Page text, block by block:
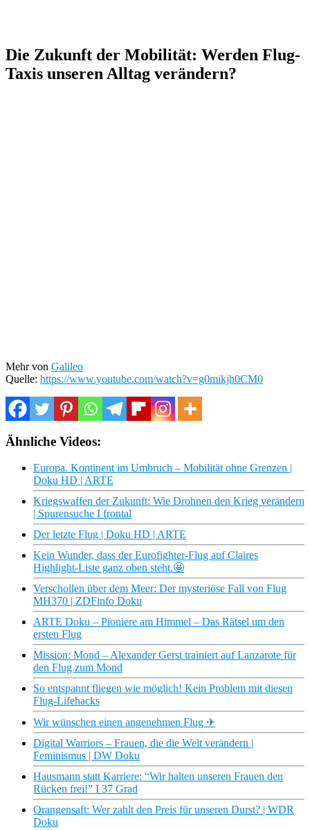
Die Zukunft der Mobilität: Werden Flug-
Taxis unseren Alltag verändern?
Mehr von Galileo
Quelle: https://www.youtube.com/watch?v=g0mikjh0CM0
Ähnliche Videos:
Europa. Kontinent im Umbruch – Mobilität ohne Grenzen |
Doku HD | ARTE
Kriegswaffen der Zukunft: Wie Drohnen den Krieg verändern
| Spurensuche I frontal
Der letzte Flug | Doku HD | ARTE
Kein Wunder, dass der Eurofighter-Flug auf Claires
Highlight-Liste ganz oben steht.🤩
Verschollen über dem Meer: Der mysteriöse Fall von Flug
MH370 | ZDFinfo Doku
ARTE Doku – Pioniere am Himmel – Das Rätsel um den
ersten Flug
Mission: Mond – Alexander Gerst trainiert auf Lanzarote für
den Flug zum Mond
So entspannt fliegen wie möglich! Kein Problem mit diesen
Flug-Lifehacks
Wir wünschen einen angenehmen Flug ✈
Digital Warriors – Frauen, die die Welt verändern |
Feminismus | DW Doku
Hausmann statt Karriere: “Wir halten unseren Frauen den
Rücken frei!” I 37 Grad
Orangensaft: Wer zahlt den Preis für unseren Durst? | WDR
Doku